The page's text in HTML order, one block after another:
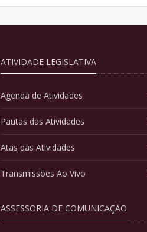
ATIVIDADE LEGISLATIVA
Agenda de Atividades
Pautas das Atividades
Atas das Atividades
Transmissões Ao Vivo
ASSESSORIA DE COMUNICAÇÃO